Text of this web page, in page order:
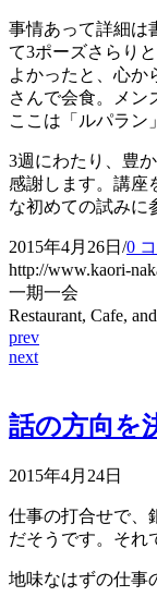
事情あって詳細は
て3ポーズさらり
よかったと、心か
さんで会食。メ
ここは「ルパラン
3週にわたり、豊
感謝します。講座
な初めての試みに
2015年4月26日 /0
http://www.kaori-
一期一会
Restaurant, Cafe,
prev
next
話の方向を
2015年4月24日
仕事の打合せで、
だそうです。それ
地味なはずの仕事